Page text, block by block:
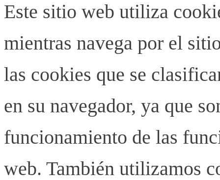
Este sitio web utiliza
mientras navega por el
las cookies que se
en su navegador, ya que
funcionamiento de las
web. También utilizamos